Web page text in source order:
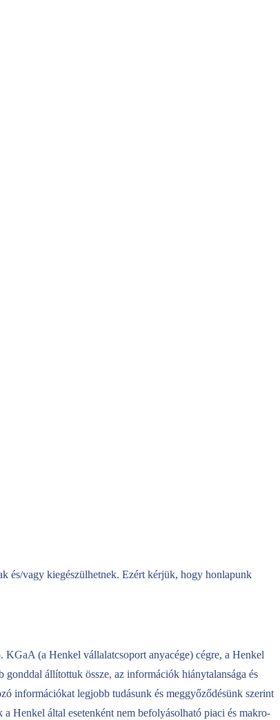
és/vagy kiegészülhetnek. Ezért kérjük, hogy honlapunk
(a Henkel vállalatcsoport anyacége) cégre, a Henkel
állítottuk össze, az információk hiánytalansága és
információkat legjobb tudásunk és meggyőződésünk szerint
Henkel által esetenként nem befolyásolható piaci és makro-